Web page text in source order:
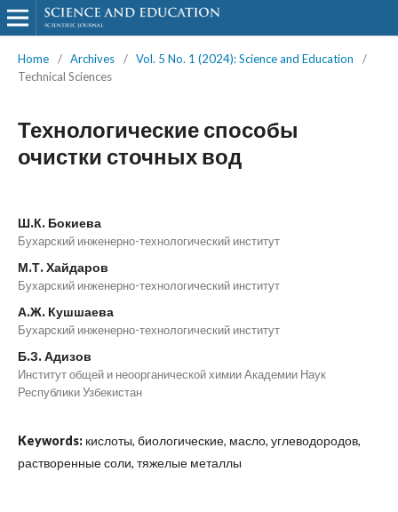
Home / Archives / Vol. 5 No. 1 (2024): Science and Education
/
Technical Sciences
Технологические способы
очистки сточных вод
Ш.К. Бокиева
Бухарский инженерно-технологический институт
М.Т. Хайдаров
Бухарский инженерно-технологический институт
А.Ж. Кушшаева
Бухарский инженерно-технологический институт
Б.З. Адизов
Институт общей и неоорганической химии Академии Наук
Республики Узбекистан
Keywords: кислоты, биологические, масло, углеводородов,
растворенные соли, тяжелые металлы